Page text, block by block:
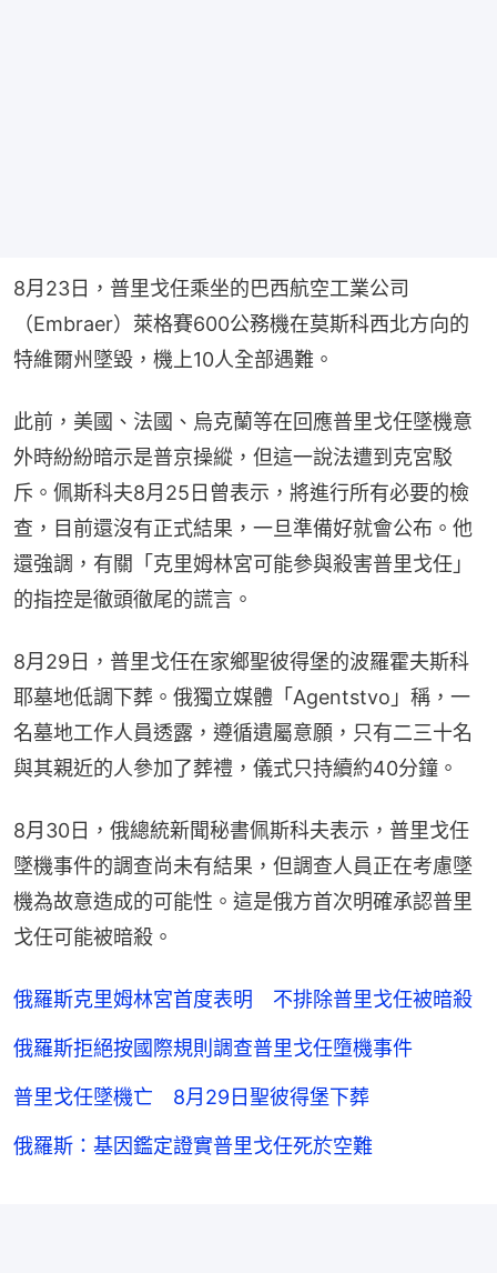
8月23日，普里戈任乘坐的巴西航空工業公司
（Embraer）萊格賽600公務機在莫斯科西北方向的
特維爾州墜毀，機上10人全部遇難。
此前，美國、法國、烏克蘭等在回應普里戈任墜機意
外時紛紛暗示是普京操縱，但這一說法遭到克宮駁
斥。佩斯科夫8月25日曾表示，將進行所有必要的檢
查，目前還沒有正式結果，一旦準備好就會公布。他
還強調，有關「克里姆林宮可能參與殺害普里戈任」
的指控是徹頭徹尾的謊言。
8月29日，普里戈任在家鄉聖彼得堡的波羅霍夫斯科
耶墓地低調下葬。俄獨立媒體「Agentstvo」稱，一
名墓地工作人員透露，遵循遺屬意願，只有二三十名
與其親近的人參加了葬禮，儀式只持續約40分鐘。
8月30日，俄總統新聞秘書佩斯科夫表示，普里戈任
墜機事件的調查尚未有結果，但調查人員正在考慮墜
機為故意造成的可能性。這是俄方首次明確承認普里
戈任可能被暗殺。
俄羅斯克里姆林宮首度表明 不排除普里戈任被暗殺
俄羅斯拒絕按國際規則調查普里戈任墮機事件
普里戈任墜機亡 8月29日聖彼得堡下葬
俄羅斯：基因鑑定證實普里戈任死於空難